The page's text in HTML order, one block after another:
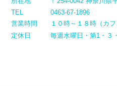
TEL
0463-67-1896
営業時間
１０時～１８時（カ
定休日
毎週水曜日・第1・３